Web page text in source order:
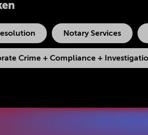
Notary Services
Crime + Compliance +